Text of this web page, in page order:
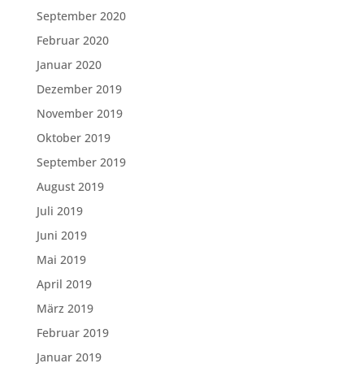
September 2020
Februar 2020
Januar 2020
Dezember 2019
November 2019
Oktober 2019
September 2019
August 2019
Juli 2019
Juni 2019
Mai 2019
April 2019
März 2019
Februar 2019
Januar 2019